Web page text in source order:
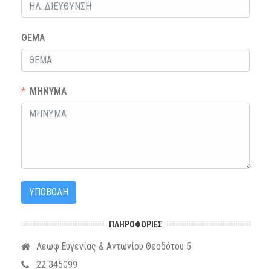
ΘΕΜΑ
ΜΗΝΥΜΑ
ΥΠΟΒΟΛΗ
ΠΛΗΡΟΦΟΡΊΕΣ
Λεωφ.Ευγενίας & Αντωνίου Θεοδότου 5
22 345099